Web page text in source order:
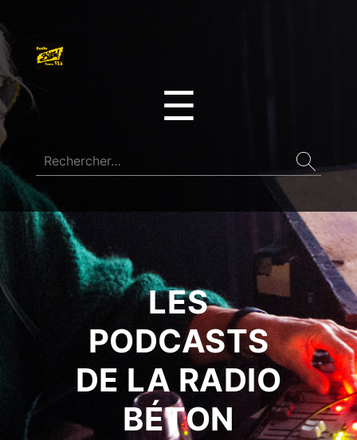
☰
LES
PODCASTS
DE LA RADIO
BÉTON